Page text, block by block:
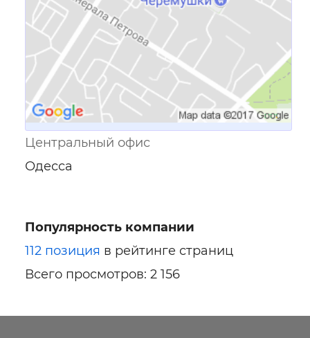
Центральный офис
Одесса
Популярность компании
112 позиция в рейтинге страниц
Всего просмотров: 2 156